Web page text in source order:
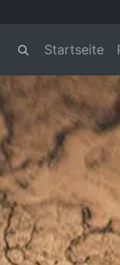
Startseite